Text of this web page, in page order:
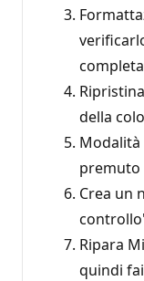
della
premuto
Crea un
Ripara
quindi